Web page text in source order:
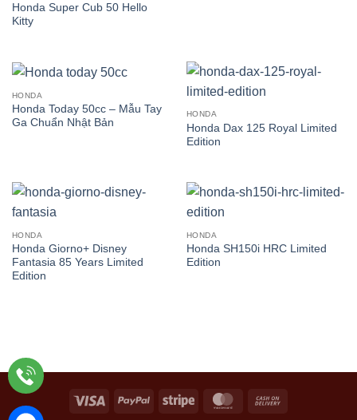
Honda Super Cub 50 Hello
Kitty
HONDA
Honda Today 50cc – Mẫu Tay
Ga Chuẩn Nhật Bản
HONDA
Honda Dax 125 Royal Limited
Edition
HONDA
Honda Giorno+ Disney
Fantasia 85 Years Limited
Edition
HONDA
Honda SH150i HRC Limited
Edition
Visa PayPal Stripe MasterCard